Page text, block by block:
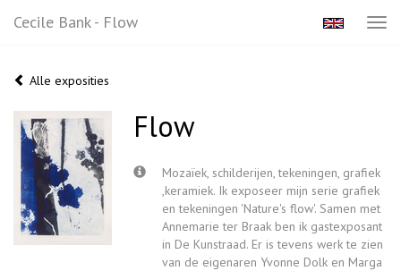
Cecile Bank - Flow
Alle exposities
Flow
Mozaïek, schilderijen, tekeningen, grafiek
,keramiek. Ik exposeer mijn serie grafiek
en tekeningen 'Nature's flow'. Samen met
Annemarie ter Braak ben ik gastexposant
in De Kunstraad. Er is tevens werk te zien
van de eigenaren Yvonne Dolk en Marga